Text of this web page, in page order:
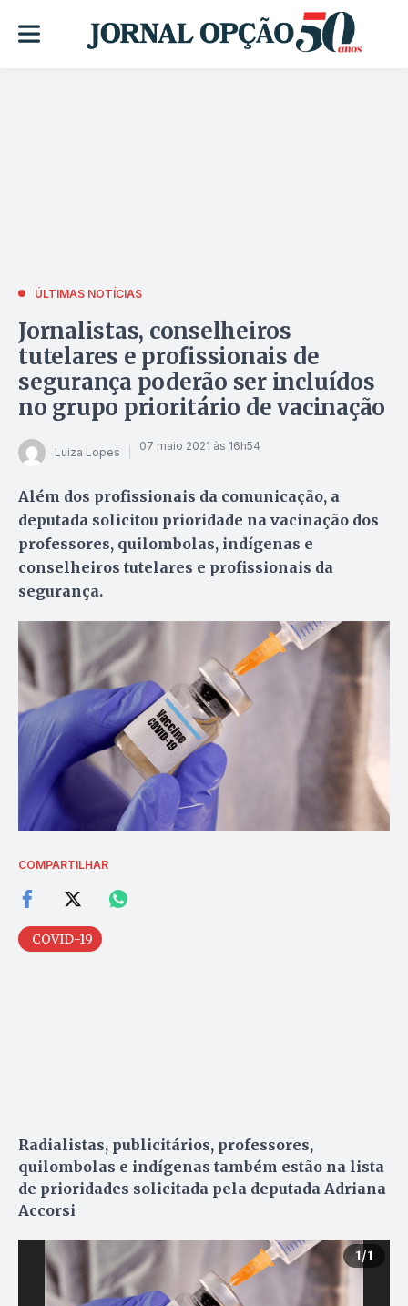
ÚLTIMAS NOTÍCIAS
Jornalistas, conselheiros
tutelares e profissionais de
segurança poderão ser incluídos
no grupo prioritário de vacinação
Luiza Lopes 07 maio 2021 às 16h54
Além dos profissionais da comunicação, a
deputada solicitou prioridade na vacinação dos
professores, quilombolas, indígenas e
conselheiros tutelares e profissionais da
segurança.
COMPARTILHAR
COVID-19
Radialistas, publicitários, professores,
quilombolas e indígenas também estão na lista
de prioridades solicitada pela deputada Adriana
Accorsi
1/1